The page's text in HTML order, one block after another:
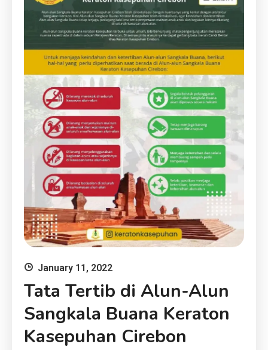
January 11, 2022
Tata Tertib di Alun-Alun
Sangkala Buana Keraton
Kasepuhan Cirebon